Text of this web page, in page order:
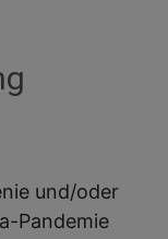
und/oder
Pandemie